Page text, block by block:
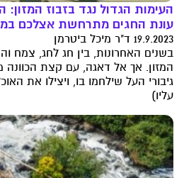
העימות הגדול נגד בזבוז
עונת החגים מתרחשת אצלכם
19.9.2023 ד"ר מיכל ביטרמן
בשנים האחרונות, בין חג לחג, צמח
המזון. אך אל דאגה, עם קצת הכוונה
גיבורי העל שילחמו בו, ויצילו את
עליו)